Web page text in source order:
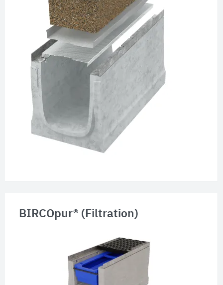
BIRCOpur® (Filtration)